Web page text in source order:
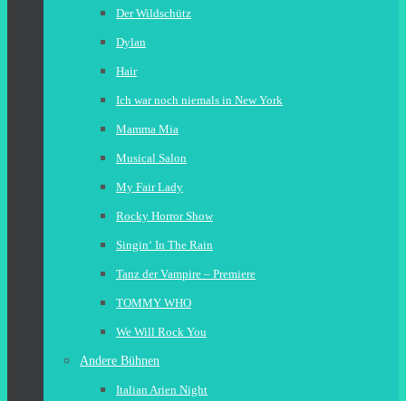
Der Wildschütz
Dylan
Hair
Ich war noch niemals in New York
Mamma Mia
Musical Salon
My Fair Lady
Rocky Horror Show
Singin‘ In The Rain
Tanz der Vampire – Premiere
TOMMY WHO
We Will Rock You
Andere Bühnen
Italian Arien Night